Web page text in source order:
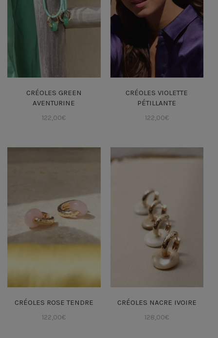
CRÉOLES GREEN
AVENTURINE
122,00€
CRÉOLES VIOLETTE
PÉTILLANTE
122,00€
CRÉOLES ROSE TENDRE
122,00€
CRÉOLES NACRE IVOIRE
128,00€